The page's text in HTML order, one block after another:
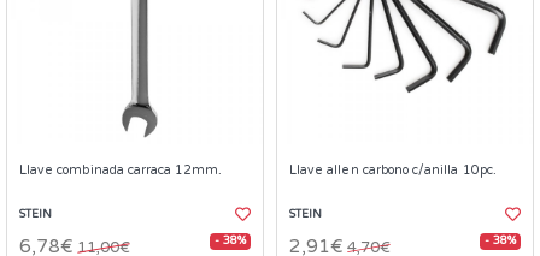
Llave combinada carraca 12mm.
STEIN
6,78€ 11,00€ - 38%
Llave allen carbono c/anilla 10pc.
STEIN
2,91€ 4,70€ - 38%